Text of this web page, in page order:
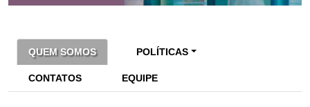
QUEM SOMOS POLÍTICAS
CONTATOS EQUIPE